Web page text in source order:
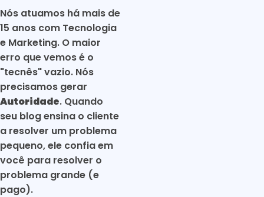
Nós atuamos há mais de
15 anos com Tecnologia
e Marketing. O maior
erro que vemos é o
"tecnês" vazio. Nós
precisamos gerar
Autoridade. Quando
seu blog ensina o cliente
a resolver um problema
pequeno, ele confia em
você para resolver o
problema grande (e
pago).